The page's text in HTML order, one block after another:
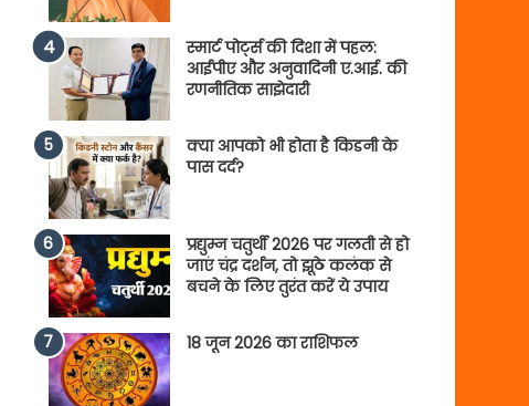
स्मार्ट पोर्ट्स की दिशा में पहल:
आईपीए और अनुवादिनी ए.आई. की
रणनीतिक साझेदारी
क्या आपको भी होता है किडनी के
पास दर्द?
प्रद्युम्न चतुर्थी 2026 पर गलती से हो
जाएं चंद्र दर्शन, तो झूठे कलंक से
बचने के लिए तुरंत करें ये उपाय
18 जून 2026 का राशिफल